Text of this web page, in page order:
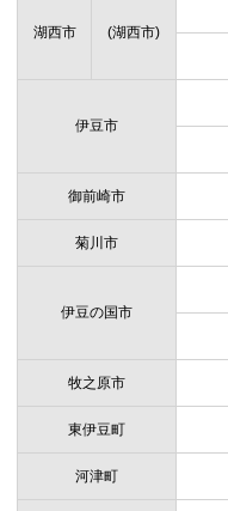
湖西市 (湖西市)
伊豆市
御前崎市
菊川市
伊豆の国市
牧之原市
東伊豆町
河津町